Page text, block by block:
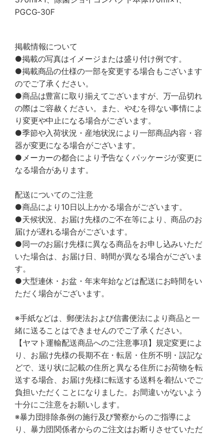
PGCG-30F
掲載情報について
●掲載の写真はイメージまたは盛り付け例です。
●掲載商品の仕様の一部を変更する場合もございます
のでご了承ください。
●商品は豊富に取り揃えてございますが、万一品切れ
の際はご容赦ください。また、やむを得ない事情によ
り変更や中止になる場合がございます。
●季節や入荷状況・産地状況により一部商品内容・容
器が変更になる場合がございます。
●メーカーの都合により予告なくパッケージが変更に
なる場合があります。
配送についてのご注意
●商品により10日以上かかる場合がございます。
●天候状況、お届け先様のご不在等により、商品のお
届けが遅れる場合がございます。
●同一のお届け先様に異なる商品をお申し込みいただ
いた場合は、お届け日、時間が異なる場合がございま
す。
●大型連休・お盆・年末年始などは配送にお時間をい
ただく場合がございます。
※手紙などは、郵便法および信書便法により商品と一
緒に送ることはできませんのでご了承ください。
【ヤマト運輸配送商品へのご注意事項】規定変更によ
り、お届け先様の長期不在・転居・住所不明・誤記な
どで、送り状に記載の住所と異なる住所にお荷物を転
送する場合、お届け先様に転送する送料を着払いでご
負担いただくことになりました。お間違いがないよう
十分にご注意をお願いします。
※暴力団排除条例の施行及び警察からのご指導によ
り、暴力団関係者からのご注文はお断りさせていただ